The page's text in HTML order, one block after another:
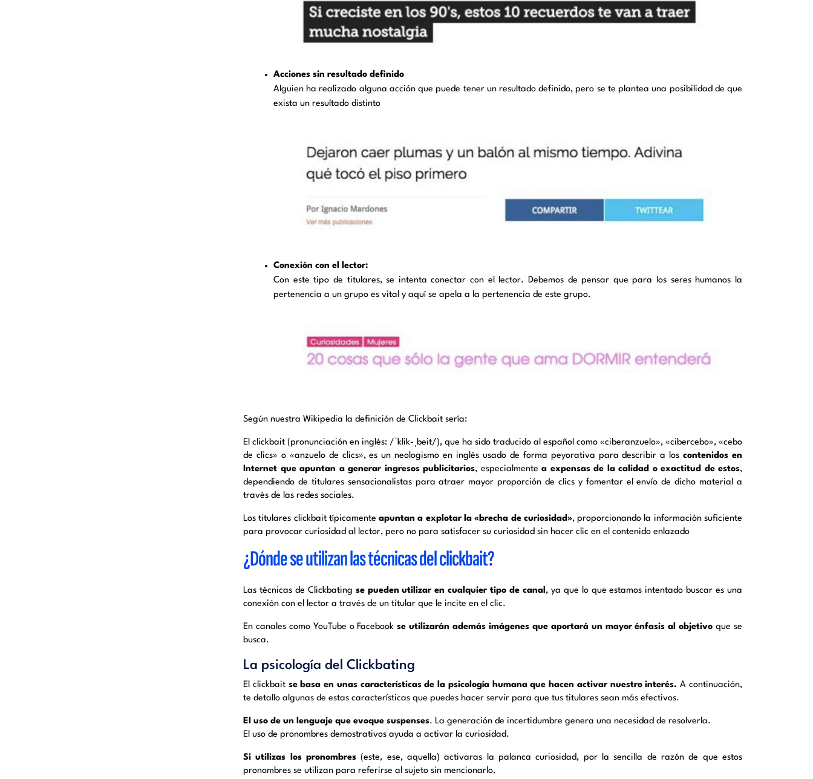
Acciones sin resultado definido
Alguien ha realizado alguna acción que puede tener un resultado definido, pero se te plantea una posibilidad de que
exista un resultado distinto
Conexión con el lector:
Con este tipo de titulares, se intenta conectar con el lector. Debemos de pensar que para los seres humanos la
pertenencia a un grupo es vital y aquí se apela a la pertenencia de este grupo.
Según nuestra Wikipedia la definición de Clickbait sería:
El clickbait (pronunciación en inglés: /ˈklik-ˌbeit/), que ha sido traducido al español como «ciberanzuelo», «cibercebo», «cebo
de clics»​ o «anzuelo de clics»,​ es un neologismo en inglés usado de forma peyorativa para describir a loscontenidos en
Internet que apuntan a generar ingresos publicitarios, especialmente a expensas de la calidad o exactitud de estos,
dependiendo de titulares sensacionalistas para atraer mayor proporción de clics y fomentar el envío de dicho material a
través de las redes sociales.
Los titulares clickbait típicamenteapuntan a explotar la «brecha de curiosidad», proporcionando la información suficiente
para provocar curiosidad al lector, pero no para satisfacer su curiosidad sin hacer clic en el contenido enlazado
¿Dónde se utilizan las técnicas del clickbait?
Las técnicas de Clickbating se pueden utilizar en cualquier tipo de canal, ya que lo que estamos intentado buscar es una
conexión con el lector a través de un titular que le incite en el clic.
En canales como YouTube o Facebookse utilizarán además imágenes que aportará un mayor énfasis al objetivo que se
busca.
La psicología del Clickbating
El clickbait se basa en unas características de la psicología humana que hacen activar nuestro interés. A continuación,
te detallo algunas de estas características que puedes hacer servir para que tus titulares sean más efectivos.
El uso de un lenguaje que evoque suspenses. La generación de incertidumbre genera una necesidad de resolverla.
El uso de pronombres demostrativos ayuda a activar la curiosidad.
Si utilizas los pronombres (este, ese, aquella) activaras la palanca curiosidad, por la sencilla de razón de que estos
pronombres se utilizan para referirse al sujeto sin mencionarlo.